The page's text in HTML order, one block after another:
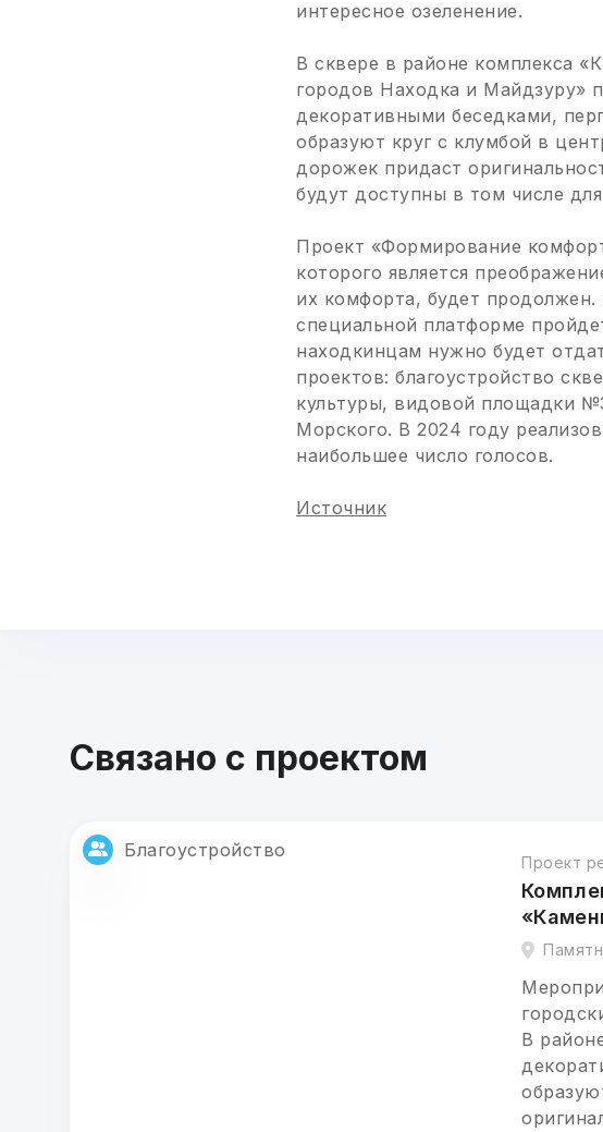
интересное озеленение.
В сквере в районе комплекса
городов Находка и Майдзуру»
декоративными беседками,
образуют круг с клумбой в
дорожек придаст
будут доступны в том числе
Проект «Формирование
которого является
их комфорта, будет продолжен.
специальной платформе
находкинцам нужно будет
проектов: благоустройство
культуры, видовой площадки
Морского. В 2024 году
наибольшее число голосов.
Источник
Связано с проектом
Благоустройство
Проект
В